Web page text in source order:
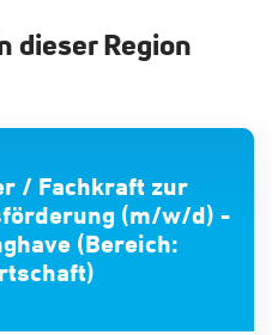
dieser Region
/ Fachkraft zur
(m/w/d) -
(Bereich: